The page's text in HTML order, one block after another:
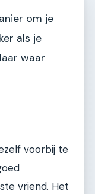
om je
als je
waar
voorbij te
vriend. Het